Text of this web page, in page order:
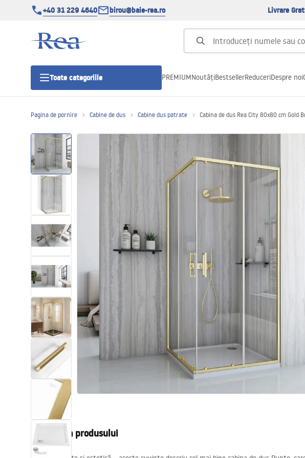
+40 31 229 4640 birou@baie-rea.ro Livrare
Toate categoriile
Usi pentru cabine de dus
Cadite de dus
Rigole Liniare
Vase WC si Bideuri
Lavoare
Cazi cu paravane
Baterii sanitare
Bucatarie
Accesorii și mobilier pentru baie
PREMIUMNoutățiBestsellerReduceriDespre noi
Pagina de pornire Cabine de dus Cabine dus patrate Cabina de dus Rea City 80x80 cm Gold
Descrierea produsului